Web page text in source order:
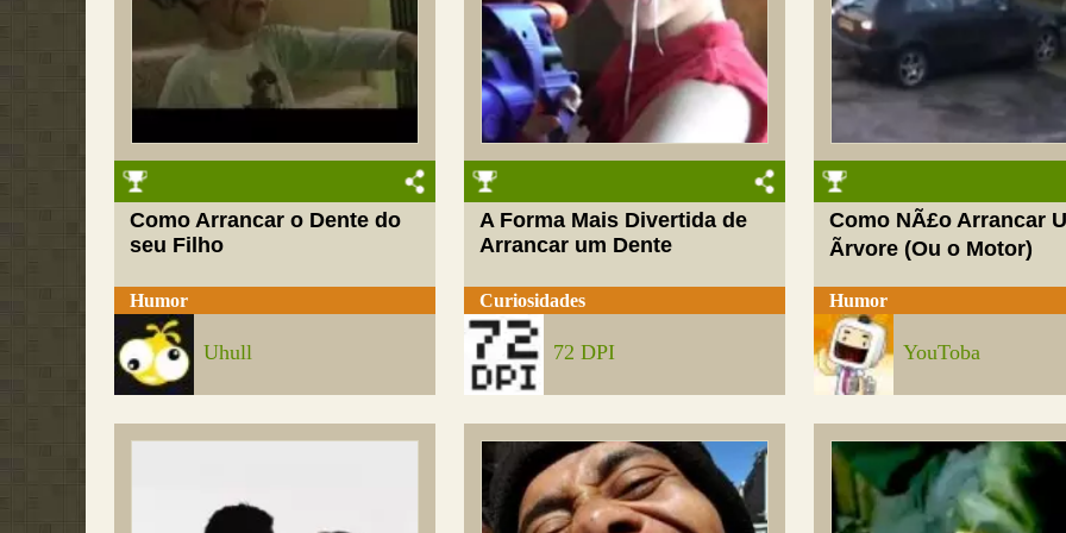
Como Arrancar o Dente do
seu Filho
Humor
Uhull
A Forma Mais Divertida de
Arrancar um Dente
Curiosidades
72 DPI
Como NÃ£o Arrancar
Ãrvore (Ou o Motor)
Humor
YouToba